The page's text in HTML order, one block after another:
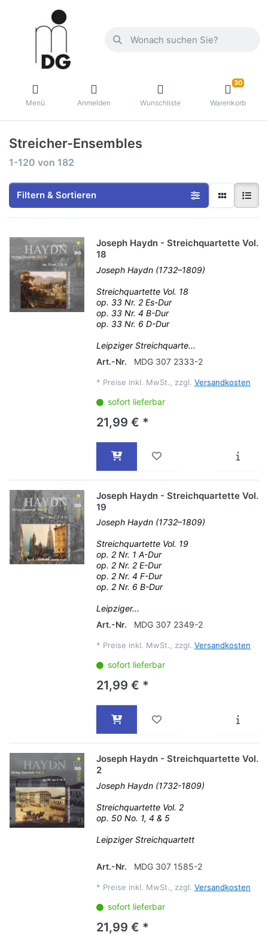
Menü Anmelden Wunschliste
30
Warenkorb
Streicher-Ensembles
1-120 von 182
Filtern & Sortieren
Joseph Haydn - Streichquartette Vol.
18
Joseph Haydn (1732–1809)
Streichquartette Vol. 18
op. 33 Nr. 2 Es-Dur
op. 33 Nr. 4 B-Dur
op. 33 Nr. 6 D-Dur
Leipziger Streichquarte...
Art.-Nr.
MDG 307 2333-2
* Preise inkl. MwSt., zzgl. Versandkosten
sofort lieferbar
21,99 € *
Joseph Haydn - Streichquartette Vol.
19
Joseph Haydn (1732–1809)
Streichquartette Vol. 19
op. 2 Nr. 1 A-Dur
op. 2 Nr. 2 E-Dur
op. 2 Nr. 4 F-Dur
op. 2 Nr. 6 B-Dur
Leipziger...
Art.-Nr.
MDG 307 2349-2
* Preise inkl. MwSt., zzgl. Versandkosten
sofort lieferbar
21,99 € *
Joseph Haydn - Streichquartette Vol.
2
Joseph Haydn (1732-1809)
Streichquartette Vol. 2
op. 50 No. 1, 4 & 5
Leipziger Streichquartett
Art.-Nr. MDG 307 1585-2
* Preise inkl. MwSt., zzgl. Versandkosten
sofort lieferbar
21,99 € *